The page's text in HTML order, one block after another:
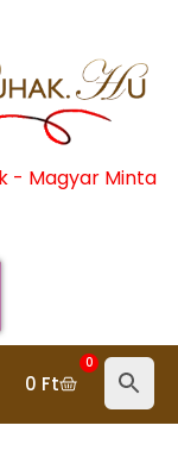
- Magyar Minta
0 Ft
0